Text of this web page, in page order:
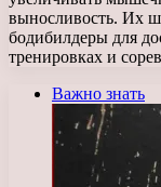
выносливость. Их
бодибилдеры для
тренировках и
Важно знать